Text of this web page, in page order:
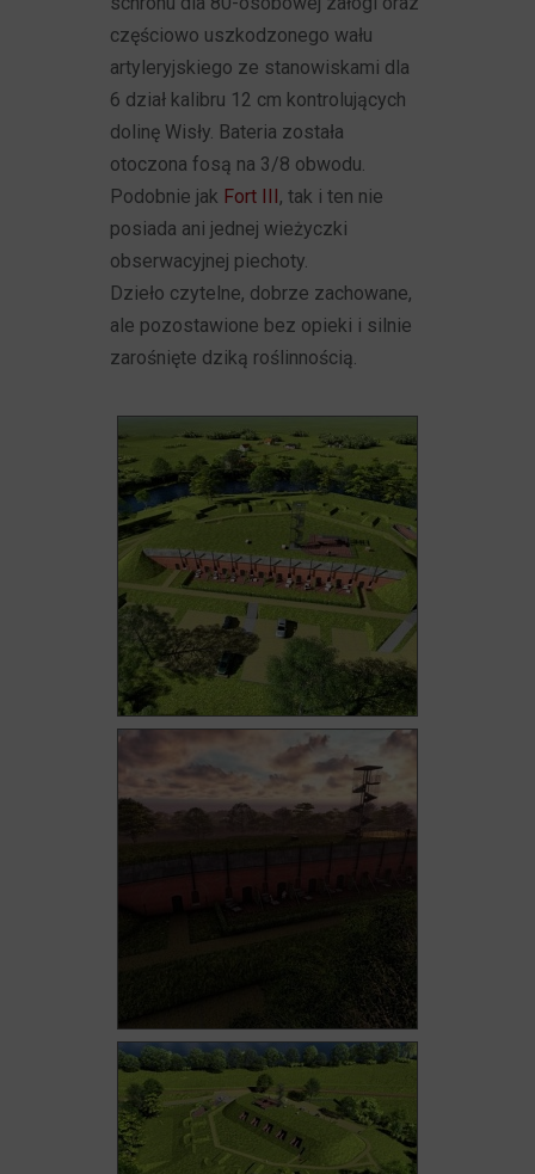
częściowo uszkodzonego wału
artyleryjskiego ze stanowiskami dla
6 dział kalibru 12 cm kontrolujących
dolinę Wisły. Bateria została
otoczona fosą na 3/8 obwodu.
Podobnie jak Fort III, tak i ten nie
posiada ani jednej wieżyczki
obserwacyjnej piechoty.
Dzieło czytelne, dobrze zachowane,
ale pozostawione bez opieki i silnie
zarośnięte dziką roślinnością.